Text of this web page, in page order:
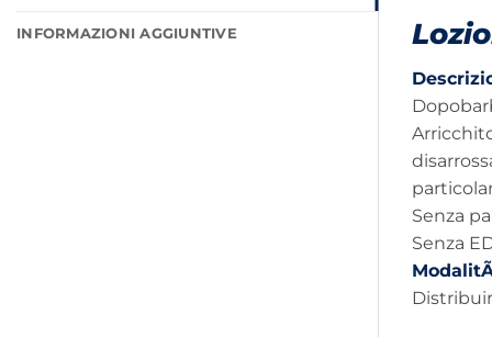
INFORMAZIONI AGGIUNTIVE
Senza
Senza